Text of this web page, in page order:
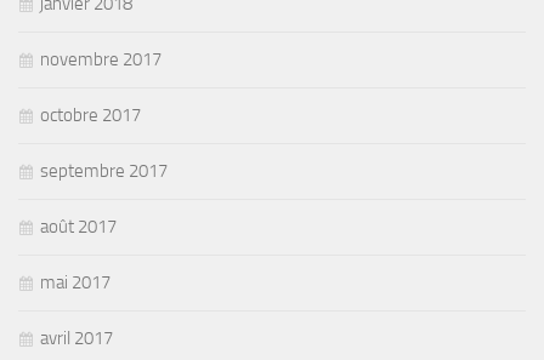
novembre 2017
octobre 2017
septembre 2017
août 2017
mai 2017
avril 2017